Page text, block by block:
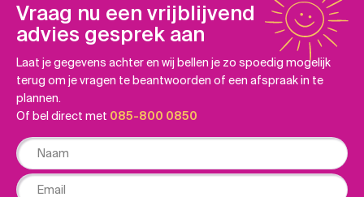
Vraag nu een vrijblijvend
advies gesprek aan
Laat je gegevens achter en wij bellen je zo spoedig mogelijk
terug om je vragen te beantwoorden of een afspraak in te
plannen.
Of bel direct met 085-800 0850
Naam
Email